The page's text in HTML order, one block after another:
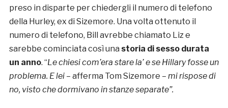
preso in disparte per chiedergli il numero di telefono
della Hurley, ex di Sizemore. Una volta ottenuto il
numero di telefono, Bill avrebbe chiamato Liz e
sarebbe cominciata così una storia di sesso durata
un anno. “Le chiesi com’era stare la’ e se Hillary fosse un
problema. E lei– afferma Tom Sizemore – mi rispose di
no, visto che dormivano in stanze separate”.